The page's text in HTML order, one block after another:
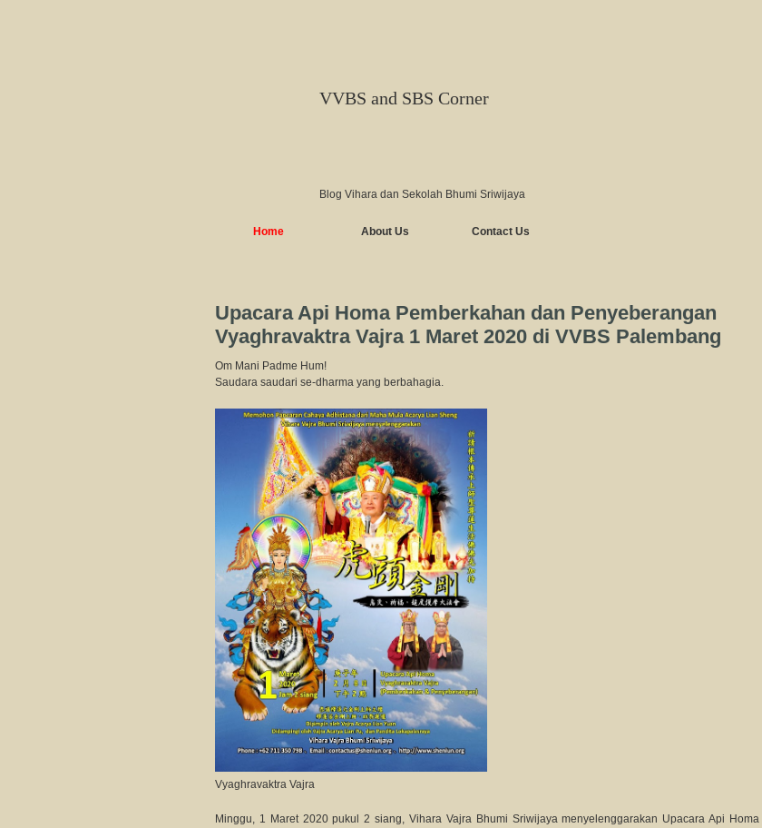
VVBS and SBS Corner
Blog Vihara dan Sekolah Bhumi Sriwijaya
Home About Us Contact Us
Upacara Api Homa Pemberkahan dan Penyeberangan
Vyaghravaktra Vajra 1 Maret 2020 di VVBS Palembang
Om Mani Padme Hum!
Saudara saudari se-dharma yang berbahagia.
Vyaghravaktra Vajra
Minggu, 1 Maret 2020 pukul 2 siang, Vihara Vajra Bhumi Sriwijaya menyelenggarakan Upacara Api Homa